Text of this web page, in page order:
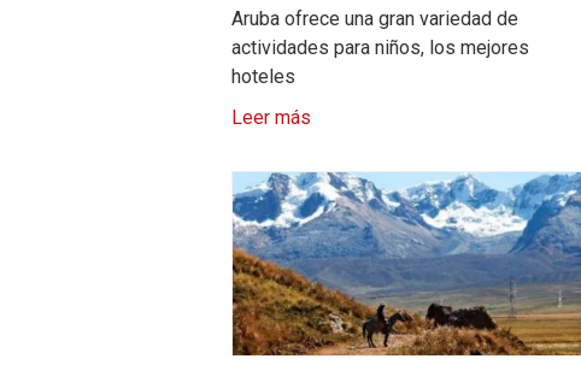
Aruba ofrece una gran variedad de
actividades para niños, los mejores
hoteles
Leer más